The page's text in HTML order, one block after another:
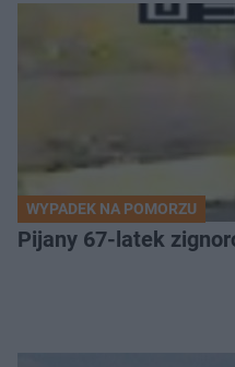
WYPADEK NA POMORZU
Pijany 67-latek